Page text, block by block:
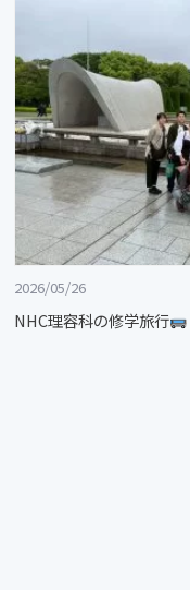
2026/05/26
NHC理容科の修学旅行